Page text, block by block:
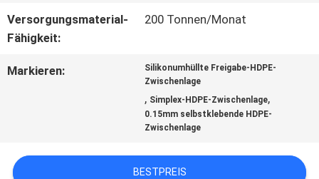
QUALITÄTSKONTROLLE
UNS
Versorgungsmaterial-
Fähigkeit:
200 Tonnen/Monat
Markieren:
Silikonumhüllte Freigabe-HDPE-
Zwischenlage
, Simplex-HDPE-Zwischenlage,
0.15mm selbstklebende HDPE-
Zwischenlage
BESTPREIS